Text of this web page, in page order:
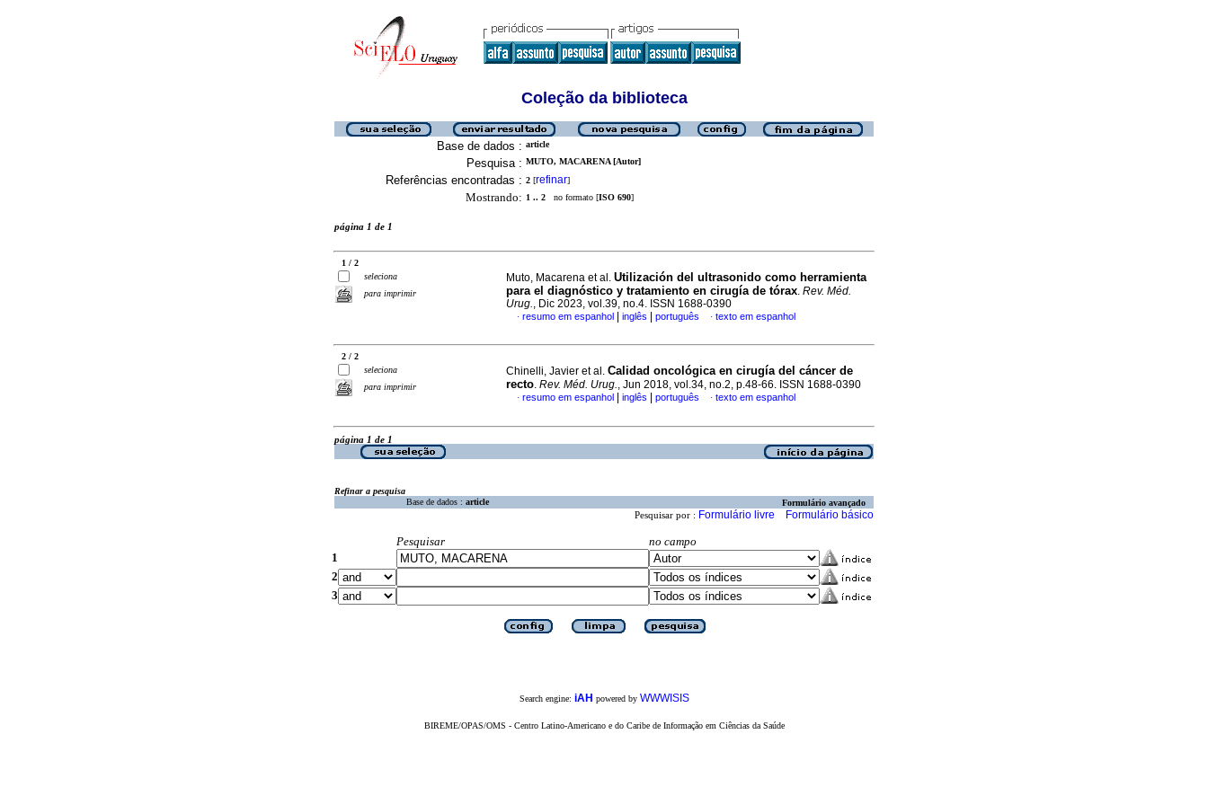
Coleção da biblioteca
Base de dados : article
Pesquisa : MUTO, MACARENA [Autor]
Referências encontradas : 2 [refinar]
Mostrando: 1 .. 2 no formato [ISO 690]
página 1 de 1
1 / 2
seleciona
para imprimir
Muto, Macarena et al. Utilización del ultrasonido como herramienta
para el diagnóstico y tratamiento en cirugía de tórax. Rev. Méd.
Urug., Dic 2023, vol.39, no.4. ISSN 1688-0390
· resumo em espanhol inglês português · texto em espanhol
2 / 2
seleciona
para imprimir
Chinelli, Javier et al. Calidad oncológica en cirugía del cáncer de
recto. Rev. Méd. Urug., Jun 2018, vol.34, no.2, p.48-66. ISSN 1688-0390
· resumo em espanhol inglês português · texto em espanhol
página 1 de 1
Refinar a pesquisa
Base de dados : article Formulário avançado
Pesquisar por : Formulário livre Formulário básico
Pesquisar
no campo
1
2
3
Search engine: iAH powered by WWWISIS
BIREME/OPAS/OMS - Centro Latino-Americano e do Caribe de Informação em Ciências da Saúde